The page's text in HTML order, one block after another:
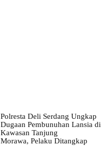
Polresta Deli Serdang Ungkap
Dugaan Pembunuhan Lansia di
Kawasan Tanjung
Morawa, Pelaku Ditangkap